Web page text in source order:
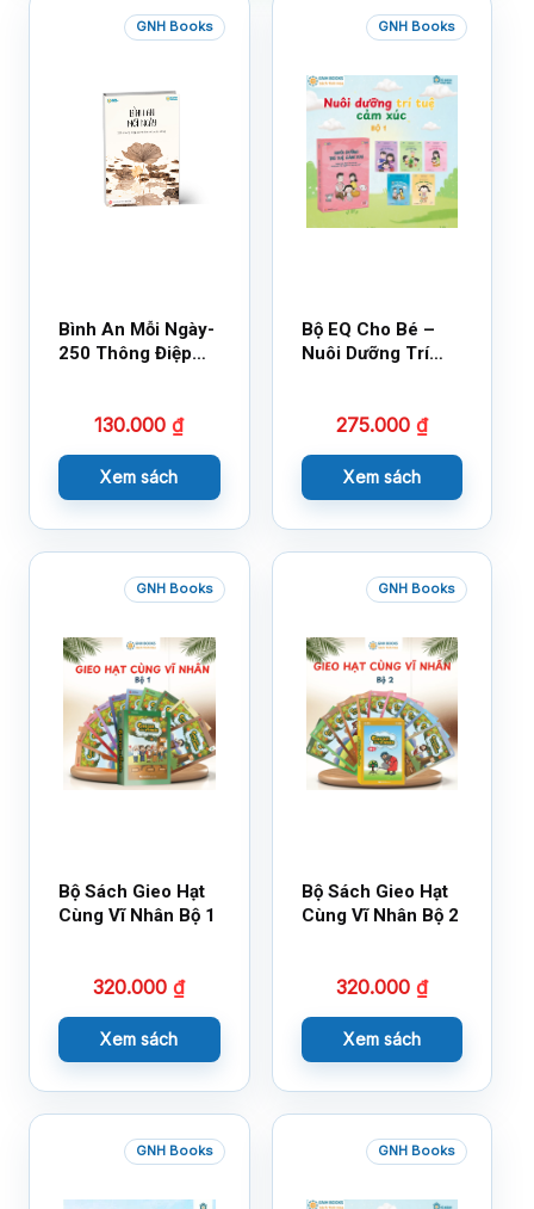
GNH Books
Bình An Mỗi Ngày-
250 Thông Điệp
130.000₫
Xem sách
GNH Books
Bộ EQ Cho Bé –
Nuôi Dưỡng Trí
275.000 ₫
Xem sách
GNH Books
Bộ Sách Gieo Hạt
Cùng Vĩ Nhân Bộ 1
320.000₫
Xem sách
GNH Books
Bộ Sách Gieo Hạt
Cùng Vĩ Nhân Bộ 2
320.000 ₫
Xem sách
GNH Books GNH Books